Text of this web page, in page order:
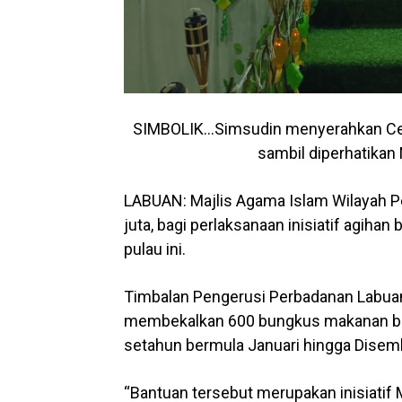
SIMBOLIK…Simsudin menyerahkan
sambil diperhatikan
LABUAN: Majlis Agama Islam Wilayah
juta, bagi perlaksanaan inisiatif
pulau ini.
Timbalan Pengerusi Perbadanan
membekalkan 600 bungkus makanan
setahun bermula Januari hingga
“Bantuan tersebut merupakan inisiatif